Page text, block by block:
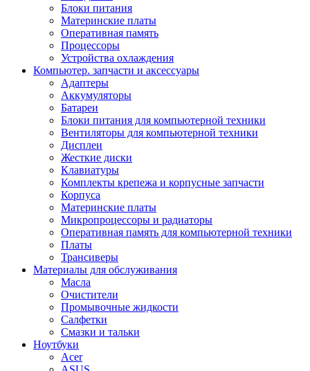
Блоки питания
Материнские платы
Оперативная память
Процессоры
Устройства охлаждения
Компьютер. запчасти и аксессуары
Адаптеры
Аккумуляторы
Батареи
Блоки питания для компьютерной техники
Вентиляторы для компьютерной техники
Дисплеи
Жесткие диски
Клавиатуры
Комплекты крепежа и корпусные запчасти
Корпуса
Материнские платы
Микропроцессоры и радиаторы
Оперативная память для компьютерной техники
Платы
Трансиверы
Материалы для обслуживания
Масла
Очистители
Промывочные жидкости
Салфетки
Смазки и тальки
Ноутбуки
Acer